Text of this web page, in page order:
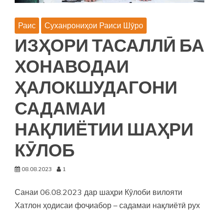
Раис Суханрониҳои Раиси Шӯро
ИЗҲОРИ ТАСАЛЛӢ БА
ХОНАВОДАИ
ҲАЛОКШУДАГОНИ
САДАМАИ
НАҚЛИЁТИИ ШАҲРИ
КӮЛОБ
08.08.2023 1
Санаи 06.08.2023 дар шаҳри Кӯлоби вилояти
Хатлон ҳодисаи фоҷиабор – садамаи нақлиётӣ рух